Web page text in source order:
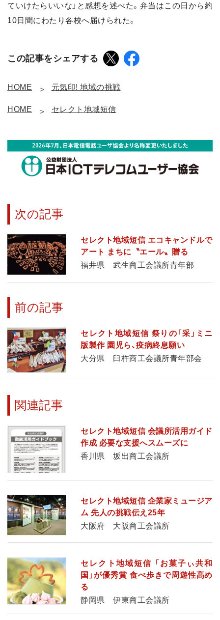
ていけたらいいな」と感想を述べた。弁当はこの日から約
10日間にわたり各校へ届けられた。
この記事をシェアする
HOME 元気印! 地域の挑戦
HOME セレクト地域短信
次の記事
セレクト地域短信 エコキャンドルで
アート まちに〝エール〟贈る
福井県 武生商工会議所青年部
前の記事
セレクト地域短信 祭りの「采」ミニ
版製作 園児ら、疫病終息願い
大分県 臼杵商工会議所青年部会
関連記事
セレクト地域短信 会議所活用ガイド
作成 必要な支援へスムーズに
香川県 坂出商工会議所
セレクト地域短信 企業家ミュージア
ム 先人の挑戦伝え25年
大阪府 大阪商工会議所
セレクト地域短信 「お菓子ぃ共和
国」が優秀賞 食べ歩きで周遊性高め
る
静岡県 伊東商工会議所